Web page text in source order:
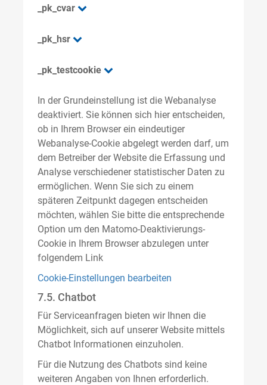
_pk_cvar
_pk_hsr
_pk_testcookie
In der Grundeinstellung ist die Webanalyse
deaktiviert. Sie können sich hier entscheiden,
ob in Ihrem Browser ein eindeutiger
Webanalyse-Cookie abgelegt werden darf, um
dem Betreiber der Website die Erfassung und
Analyse verschiedener statistischer Daten zu
ermöglichen. Wenn Sie sich zu einem
späteren Zeitpunkt dagegen entscheiden
möchten, wählen Sie bitte die entsprechende
Option um den Matomo-Deaktivierungs-
Cookie in Ihrem Browser abzulegen unter
folgendem Link
Cookie-Einstellungen bearbeiten
7.5. Chatbot
Für Serviceanfragen bieten wir Ihnen die
Möglichkeit, sich auf unserer Website mittels
Chatbot Informationen einzuholen.
Für die Nutzung des Chatbots sind keine
weiteren Angaben von Ihnen erforderlich.